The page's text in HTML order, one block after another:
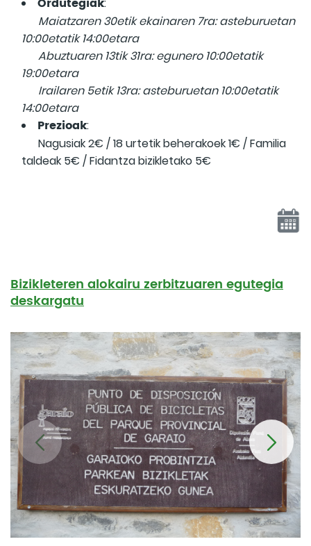
Maiatzaren 30etik ekainaren 7ra: asteburuetan
10:00etatik 14:00etara
Abuztuaren 13tik 31ra: egunero 10:00etatik
19:00etara
Irailaren 5etik 13ra: asteburuetan 10:00etatik
14:00etara
Prezioak:
Nagusiak 2€ / 18 urtetik beherakoek 1€ / Familia
taldeak 5€ / Fidantza bizikletako 5€
Bizikleteren alokairu zerbitzuaren egutegia
deskargatu